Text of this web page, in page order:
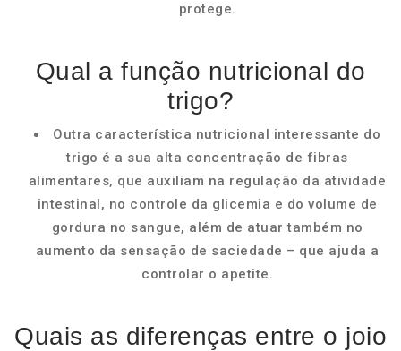
protege.
Qual a função nutricional do
trigo?
Outra característica nutricional interessante do
trigo é a sua alta concentração de fibras
alimentares, que auxiliam na regulação da atividade
intestinal, no controle da glicemia e do volume de
gordura no sangue, além de atuar também no
aumento da sensação de saciedade – que ajuda a
controlar o apetite.
Quais as diferenças entre o joio